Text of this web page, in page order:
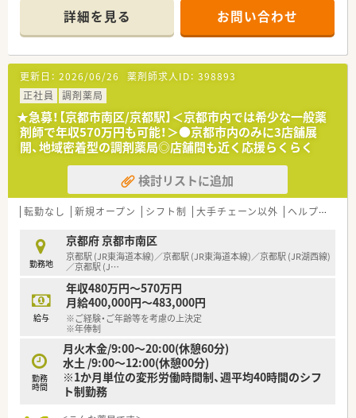
■月140時間～160時間が所定労働時間となりますが、変形労働
時間制勤務となっておりますので、ご予定などに合わせて柔軟に
シフトを組むことが可能です
■代表は薬局内の雰囲気のよさを一番大切にされており、社員が
働きやすい環境を常に考えておられます。現在産休取得者も1名
おり長く働ける環境が整っています
■耳鼻科の処方箋をメインに、1日約70枚の処方箋をメインに応
需しています。薬剤師様は皆さん非常におだやかで良い方です
ので、落ち着いた環境でご勤務いただけます
＼駅近でアクセス抜群◎／
JR西大路駅より徒歩4分の好立地！西大路駅は京都駅から1駅で
すので、大阪方面や京都府南部からの通勤にも非常に便利です♪
駅からすべて明るい道を通って、薬局までいけるので安心して通
勤いただけます◎
＼京都市内では希少な高年収！／
京都市内では希少な年収550万円以上も見込めます！年俸制・月
給制をお選び頂くこともできますのでお気軽にお問い合わせく
ださい
詳細を見る お問い合わせ
更新日： 2026/06/26 薬剤師求人ID： 398893
正社員
調剤薬局
★急募！【京都市南区/京都駅】＜京都市内では希少な一般薬
剤師で年収570万円も可能！＞●京都市内のみに3店舗展
開、地域密着型の調剤薬局◎店舗間も近く応援らくらく
検討リストに追加
転勤なし 新規オープン シフト制 大手チェーン以外 ヘルプ体制充実
勤務地
京都府 京都市南区
京都駅 (JR東海道本線)／京都駅 (JR東海道本線)／京都駅 (JR湖西線)
／京都駅 (J…
給与
年収480万円～570万円
月給400,000円～483,000円
※ご経験・ご年齢等を考慮の上決定
※年俸制
勤務
時間
月火木金/9:00～20:00(休憩60分)
水土 /9:00～12:00(休憩00分)
※1か月単位の変形労働時間制、週平均40時間のシフ
ト制勤務